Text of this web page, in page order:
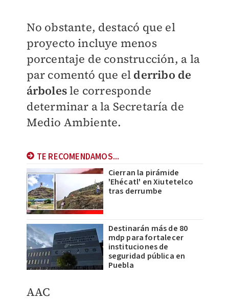
No obstante, destacó que el
proyecto incluye menos
porcentaje de construcción, a la
par comentó que el derribo de
árbolesle corresponde
determinar a la Secretaría de
Medio Ambiente.
TE RECOMENDAMOS...
Cierran la pirámide
'Ehécatl' en Xiutetelco
tras derrumbe
Destinarán más de 80
mdp para fortalecer
instituciones de
seguridad pública en
Puebla
AAC